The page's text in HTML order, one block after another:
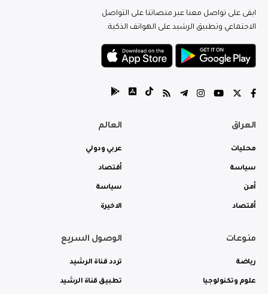
ابقى على تواصل معنا عبر منصاتنا على التواصل
الاجتماعي وتطبيق الرشيد على الهواتف الذكية.
العراق
محليات
سياسة
أمن
أقتصاد
العالم
عربي ودولي
أقتصاد
سياسة
الاخيرة
منوعات
رياضة
علوم وتكنولوجيا
الوصول السريع
تردد قناة الرشيد
تطبيق قناة الرشيد